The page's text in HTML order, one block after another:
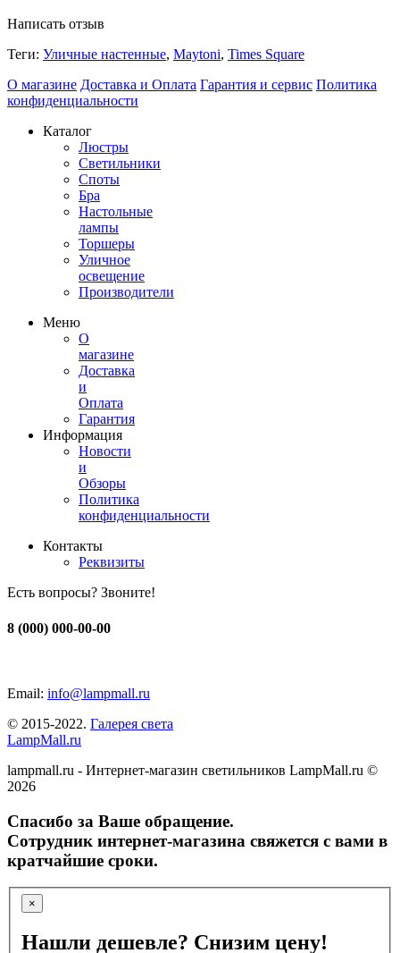
Написать отзыв
Теги: Уличные настенные, Maytoni, Times Square
О магазине Доставка и Оплата Гарантия и сервис Политика
конфиденциальности
Каталог
Люстры
Светильники
Споты
Бра
Настольные
лампы
Торшеры
Уличное
освещение
Производители
Меню
О
магазине
Доставка
и
Оплата
Гарантия
Информация
Новости
и
Обзоры
Политика
конфиденциальности
Контакты
Реквизиты
Есть вопросы? Звоните!
8 (000) 000-00-00
Email: info@lampmall.ru
© 2015-2022. Галерея света
LampMall.ru
lampmall.ru - Интернет-магазин светильников LampMall.ru ©
2026
Спасибо за Ваше обращение.
Сотрудник интернет-магазина свяжется с вами в
кратчайшие сроки.
×
Нашли дешевле? Снизим цену!